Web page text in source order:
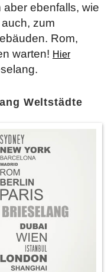
ebenfalls, wie
zum
Rom,
warten! Hier
Weltstädte